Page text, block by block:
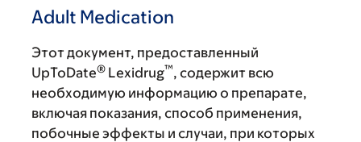
Adult Medication
Этот документ, предоставленный
UpToDate® Lexidrug™, содержит всю
необходимую информацию о препарате,
включая показания, способ применения,
побочные эффекты и случаи, при которых